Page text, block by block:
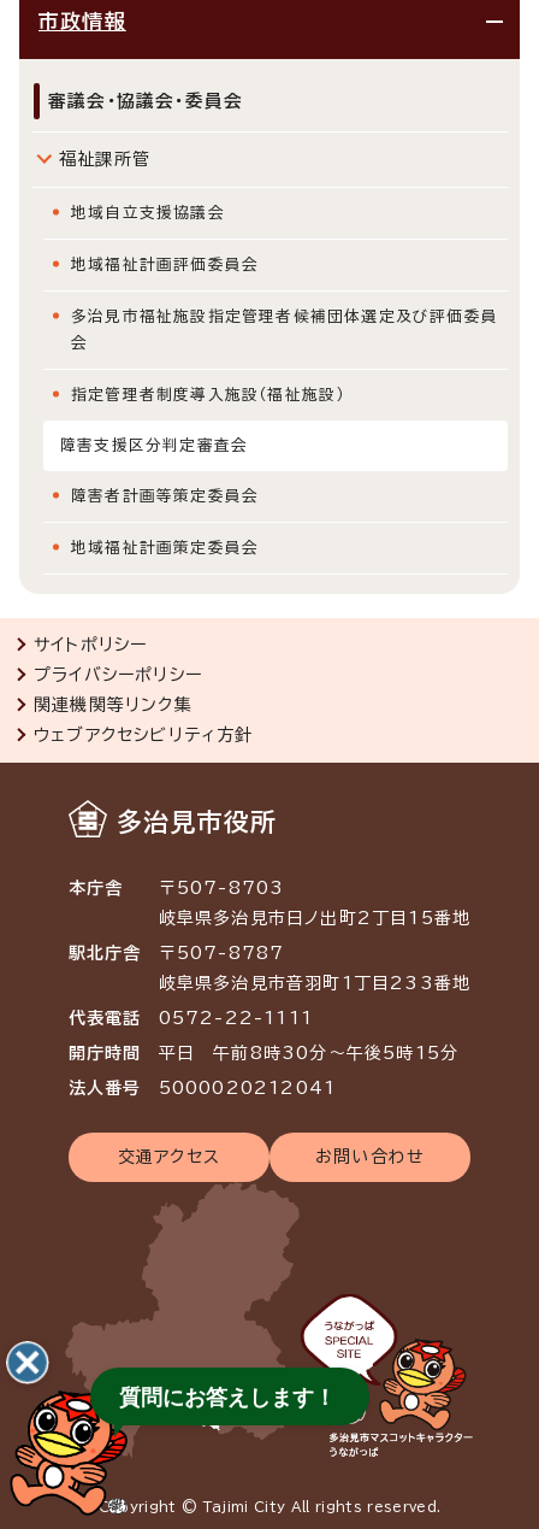
市政情報
審議会・協議会・委員会
福祉課所管
地域自立支援協議会
地域福祉計画評価委員会
多治見市福祉施設指定管理者候補団体選定及び評価委員
会
指定管理者制度導入施設（福祉施設）
障害支援区分判定審査会
障害者計画等策定委員会
地域福祉計画策定委員会
サイトポリシー
プライバシーポリシー
関連機関等リンク集
ウェブアクセシビリティ方針
多治見市役所
本庁舎
〒507-8703
岐阜県多治見市日ノ出町2丁目15番地
駅北庁舎
〒507-8787
岐阜県多治見市音羽町1丁目233番地
代表電話 0572-22-1111
開庁時間 平日 午前8時30分～午後5時15分
法人番号 5000020212041
交通アクセス お問い合わせ
Copyright © Tajimi City All rights reserved.
質問にお答えします！